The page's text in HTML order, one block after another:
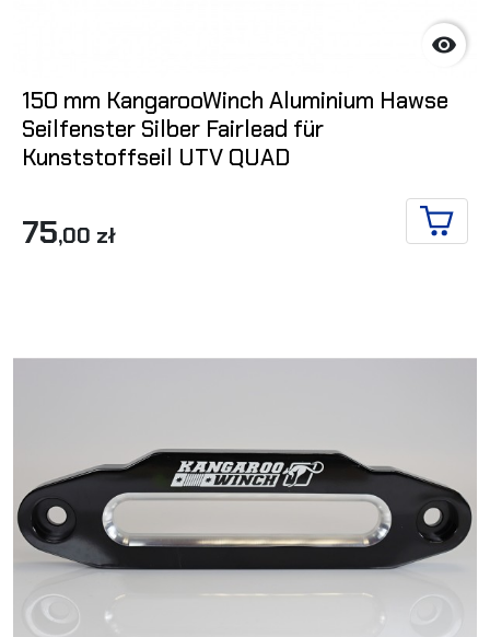

150 mm KangarooWinch Aluminium Hawse
Seilfenster Silber Fairlead für
Kunststoffseil UTV QUAD
75,00 zł IN